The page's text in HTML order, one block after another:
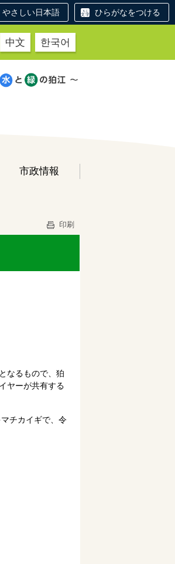
やさしい日本語 ひらがなをつける
中文 한국어
市政情報
印刷
なるもので、狛
ヤーが共有する
チカイギで、令